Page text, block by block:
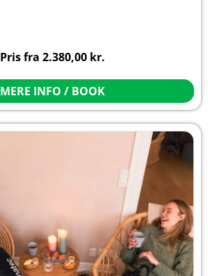
Pris fra 2.380,00 kr.
MERE INFO / BOOK